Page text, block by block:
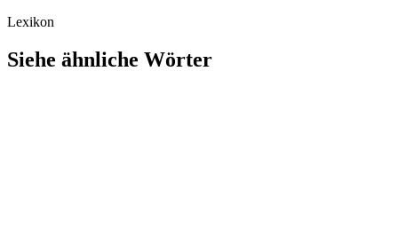
Lexikon
Siehe ähnliche Wörter